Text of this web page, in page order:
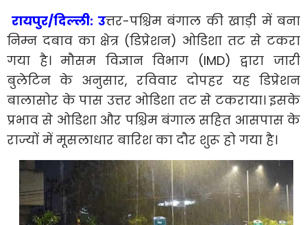
रायपुर/दिल्ली: उत्तर-पश्चिम बंगाल की खाड़ी में बना
निम्न दबाव का क्षेत्र (डिप्रेशन) ओडिशा तट से टकरा
गया है। मौसम विज्ञान विभाग (IMD) द्वारा जारी
बुलेटिन के अनुसार, रविवार दोपहर यह डिप्रेशन
बालासोर के पास उत्तर ओडिशा तट से टकराया। इसके
प्रभाव से ओडिशा और पश्चिम बंगाल सहित आसपास के
राज्यों में मूसलाधार बारिश का दौर शुरू हो गया है।